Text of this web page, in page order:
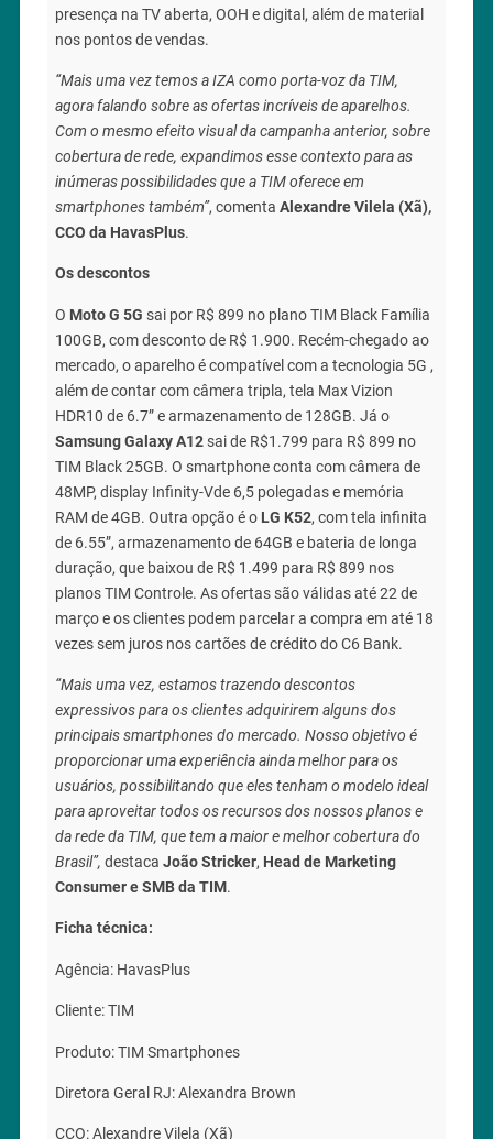
presença na TV aberta, OOH e digital, além de material
nos pontos de vendas.
“Mais uma vez temos a IZA como porta-voz da TIM,
agora falando sobre as ofertas incríveis de aparelhos.
Com o mesmo efeito visual da campanha anterior, sobre
cobertura de rede, expandimos esse contexto para as
inúmeras possibilidades que a TIM oferece em
smartphones também”, comenta Alexandre Vilela (Xã),
CCO da HavasPlus.
Os descontos
O Moto G 5G sai por R$ 899 no plano TIM Black Família
100GB, com desconto de R$ 1.900. Recém-chegado ao
mercado, o aparelho é compatível com a tecnologia 5G ,
além de contar com câmera tripla, tela Max Vizion
HDR10 de 6.7” e armazenamento de 128GB. Já o
Samsung Galaxy A12sai de R$1.799 para R$ 899 no
TIM Black 25GB. O smartphone conta com câmera de
48MP, display Infinity-Vde 6,5 polegadas e memória
RAM de 4GB. Outra opção é o LG K52, com tela infinita
de 6.55”, armazenamento de 64GB e bateria de longa
duração, que baixou de R$ 1.499 para R$ 899 nos
planos TIM Controle. As ofertas são válidas até 22 de
março e os clientes podem parcelar a compra em até 18
vezes sem juros nos cartões de crédito do C6 Bank.
“Mais uma vez, estamos trazendo descontos
expressivos para os clientes adquirirem alguns dos
principais smartphones do mercado. Nosso objetivo é
proporcionar uma experiência ainda melhor para os
usuários, possibilitando que eles tenham o modelo ideal
para aproveitar todos os recursos dos nossos planos e
da rede da TIM, que tem a maior e melhor cobertura do
Brasil”, destaca João Stricker, Head de Marketing
Consumer e SMB da TIM.
Ficha técnica:
Agência: HavasPlus
Cliente: TIM
Produto: TIM Smartphones
Diretora Geral RJ: Alexandra Brown
CCO: Alexandre Vilela (Xã)